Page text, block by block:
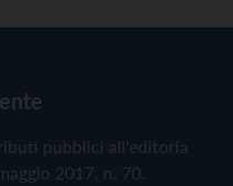
pubblici all'editoria
2017, n. 70.